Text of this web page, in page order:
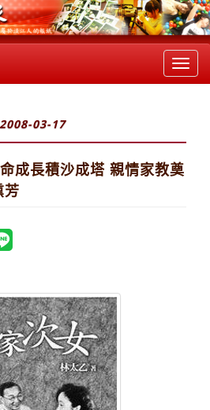
2008-03-17
成長積沙成塔 親情家教奠
芳